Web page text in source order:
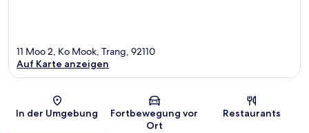
Karte
11 Moo 2, Ko Mook, Trang, 92110
Auf Karte anzeigen
In der Umgebung
Fortbewegung vor
Ort
Restaurants